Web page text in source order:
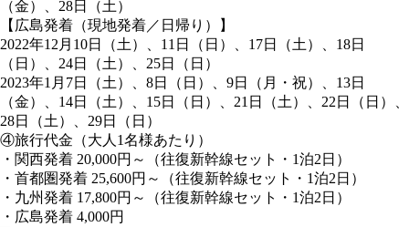
（金）、28日（土）
【広島発着（現地発着／日帰り）】
2022年12月10日（土）、11日（日）、17日（土）、18日
（日）、24日（土）、25日（日）
2023年1月7日（土）、8日（日）、9日（月・祝）、13日
（金）、14日（土）、15日（日）、21日（土）、22日（日）、
28日（土）、29日（日）
④旅行代金（大人1名様あたり）
・関西発着 20,000円～（往復新幹線セット・1泊2日）
・首都圏発着 25,600円～（往復新幹線セット・1泊2日）
・九州発着 17,800円～（往復新幹線セット・1泊2日）
・広島発着 4,000円